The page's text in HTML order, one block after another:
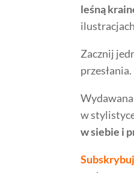
leśną
Zacznij
przesłania.
w
w siebie i
Subskrybuj